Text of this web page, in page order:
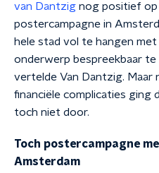
van Dantzig nog positief op
postercampagne in
hele stad vol te hangen
onderwerp bespreekbaar te
vertelde Van Dantzig. Maar
financiële complicaties ging
toch niet door.
Toch postercampagne
Amsterdam